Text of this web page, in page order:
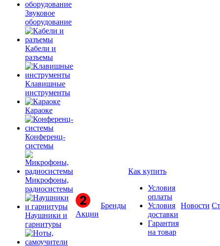
Звуковое
оборудование
Кабели и
разъемы
Клавишные
инструменты
Караоке
Конференц-
системы
Микрофоны,
радиосистемы
Наушники и
гарнитуры
Акции
Бренды
Как купить
Условия
оплаты
Условия
доставки
Гарантия
на товар
Новости